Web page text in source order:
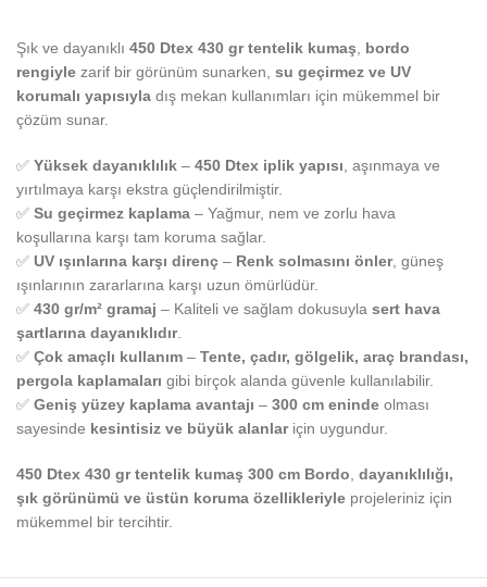
Şık ve dayanıklı 450 Dtex 430 gr tentelik kumaş
bordo
rengiyle zarif bir görünüm sunarken, su geçirmez ve UV
korumalı yapısıyla dış mekan kullanımları için mükemmel bir
çözüm sunar.
✅ Yüksek dayanıklılık – 450 Dtex iplik yapısı , aşınmaya ve
yırtılmaya karşı ekstra güçlendirilmiştir.
✅ Su geçirmez kaplama – Yağmur, nem ve zorlu hava
koşullarına karşı tam koruma sağlar.
✅ UV ışınlarına karşı direnç – Renk solmasını önler, güneş
ışınlarının zararlarına karşı uzun ömürlüdür.
✅ 430 gr/m² gramaj – Kaliteli ve sağlam dokusuyla sert hava
şartlarına dayanıklıdır.
✅ Çok amaçlı kullanım – Tente, çadır, gölgelik, araç brandası,
pergola kaplamaları gibi birçok alanda güvenle kullanılabilir.
✅ Geniş yüzey kaplama avantajı – 300 cm eninde olması
sayesinde kesintisiz ve büyük alanlariçin uygundur.
450 Dtex 430 gr tentelik kumaş 300 cm Bordo dayanıklılığı,
şık görünümü ve üstün koruma özellikleriyle projeleriniz için
mükemmel bir tercihtir.